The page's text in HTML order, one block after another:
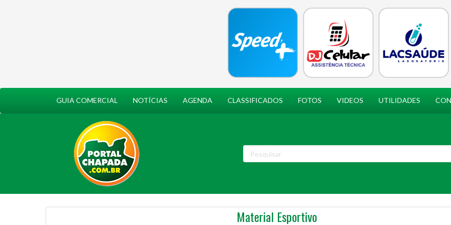
GUIA COMERCIAL NOTÍCIAS AGENDA CLASSIFICADOS FOTOS VIDEOS UTILIDADES
Material Esportivo